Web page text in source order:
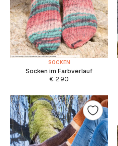
SOCKEN
Socken im Farbverlauf
€ 2.90